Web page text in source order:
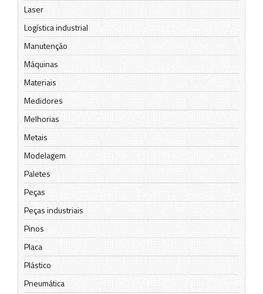
Laser
Logística industrial
Manutenção
Máquinas
Materiais
Medidores
Melhorias
Metais
Modelagem
Paletes
Peças
Peças industriais
Pinos
Placa
Plástico
Pneumática